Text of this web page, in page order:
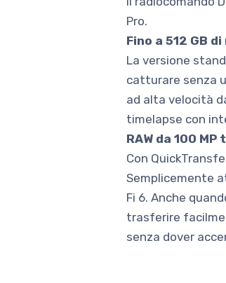
Pro.
Fino a 512 GB
La versione
catturare senza
ad alta velocità
timelapse con
RAW da 100
Con
Semplicemente
Fi 6. Anche
trasferire
senza dover